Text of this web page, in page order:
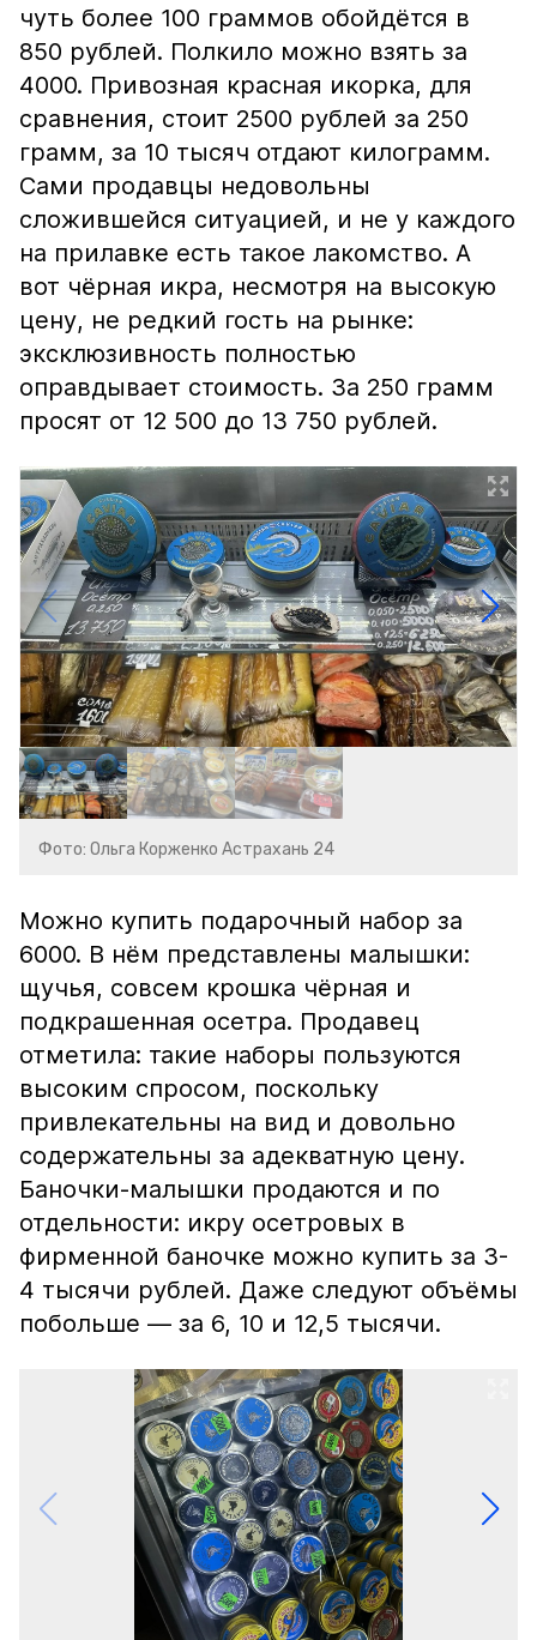
чуть более 100 граммов обойдётся в
850 рублей. Полкило можно взять за
4000. Привозная красная икорка, для
сравнения, стоит 2500 рублей за 250
грамм, за 10 тысяч отдают килограмм.
Сами продавцы недовольны
сложившейся ситуацией, и не у каждого
на прилавке есть такое лакомство. А
вот чёрная икра, несмотря на высокую
цену, не редкий гость на рынке:
эксклюзивность полностью
оправдывает стоимость. За 250 грамм
просят от 12 500 до 13 750 рублей.
Фото: Ольга Корженко Астрахань 24
Можно купить подарочный набор за
6000. В нём представлены малышки:
щучья, совсем крошка чёрная и
подкрашенная осетра. Продавец
отметила: такие наборы пользуются
высоким спросом, поскольку
привлекательны на вид и довольно
содержательны за адекватную цену.
Баночки-малышки продаются и по
отдельности: икру осетровых в
фирменной баночке можно купить за 3-
4 тысячи рублей. Даже следуют объёмы
побольше — за 6, 10 и 12,5 тысячи.